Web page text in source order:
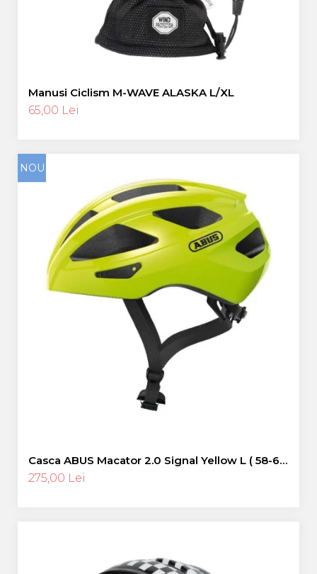
Manusi Ciclism M-WAVE ALASKA L/XL
65,00 Lei
NOU
Casca ABUS Macator 2.0 Signal Yellow L ( 58-62
cm)
275,00 Lei